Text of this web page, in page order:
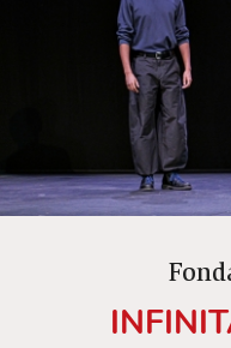
sorveglia. Cosa
che ci fa più paura?
anche ciò che ci
Chiara Ameglio
"…e ogni tentativo
mondo col
combatte contro se
Il Minotauro -